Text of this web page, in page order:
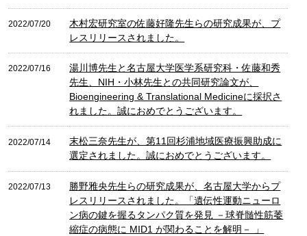
2022/07/20
木村宏研究室の佐藤好隆先生らの研究成果が、プ
レスリリースされました。
2022/07/16
湯川博先生と名古屋大学医学系研究科・佐藤和秀
先生、NIH・小林先生との共同研究論文が、
Bioengineering & Translational Medicineに採択さ
れました。誠におめでとうございます。
2022/07/14
末松三奈先生が、第11回杉浦地域医療振興助成に
選定されました。誠におめでとうございます。
2022/07/13
勝野雅央先生らの研究成果が、名古屋大学からプ
レスリリースされました。「遺伝性運動ニューロ
ン病の鍵を握るタンパク質を発見 －球脊髄性筋萎
縮症の病態に MID1 が関わることを解明－ 」